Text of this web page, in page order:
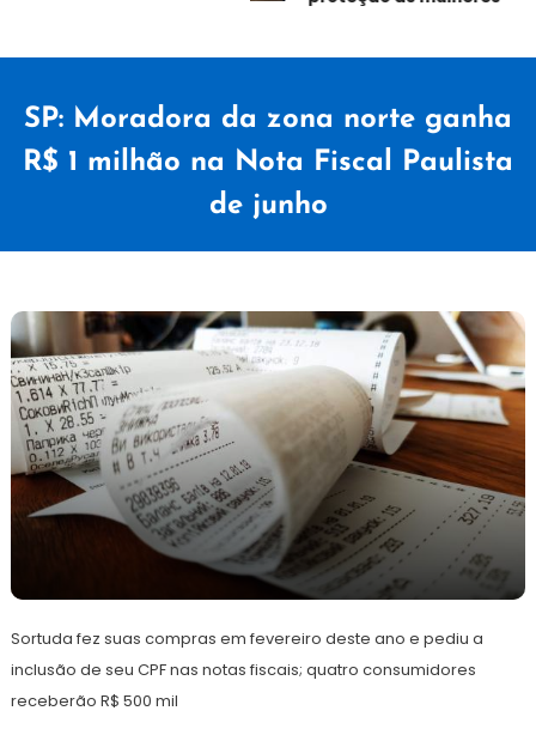
SP: Moradora da zona norte ganha
R$ 1 milhão na Nota Fiscal Paulista
de junho
junho
de
Sortuda fez suas compras em fevereiro deste ano e pediu a
inclusão de seu CPF nas notas fiscais; quatro consumidores
receberão R$ 500 mil